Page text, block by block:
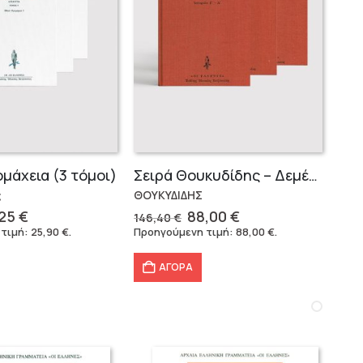
(3 τόμοι)
€.
€
τρέχουσα
25,90€.
Σειρά Θουκυδίδης – Δεμένο (4 τόμοι)
ΘΟΥΚΥΔΙΔΗΣ
146,40€ Original
price
146,40 €.
88,00€
τρέχουσα
Προηγούμενη τιμή:88,00€.
ΑΓΟΡΑ